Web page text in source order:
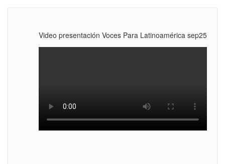
Video presentación Voces Para Latinoamérica sep25